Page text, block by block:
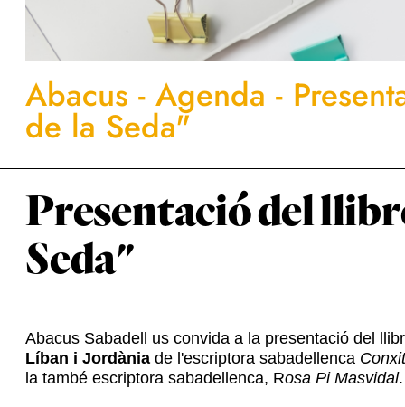
Abacus - Agenda -
de la Seda"
Presentació del
Seda"
Abacus Sabadell us convida a la presentació del
Líban i Jordània de l'escriptora sabadellenca
la també escriptora sabadellenca, Rosa Pi Masvidal.